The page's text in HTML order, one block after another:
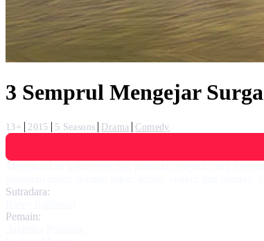
3 Semprul Mengejar Surga
13+ 2015 5 Seasons Drama
Comedy
Sutradara:
Pemain: